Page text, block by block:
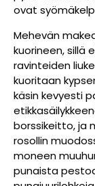
ovat
Mehevän
kuorineen, sillä
ravinteiden
kuoritaan
käsin kevyesti
borssikeitto, ja
rosollin
moneen
punaista